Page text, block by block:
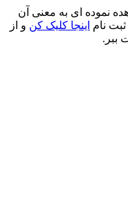
نموده ای به معنی آن
نام اینجا کلیک کن و از
ببر.